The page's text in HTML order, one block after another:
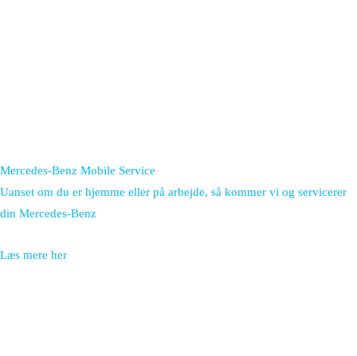
Mercedes-Benz Mobile Service
Uanset om du er hjemme eller på arbejde, så kommer vi og servicerer
din Mercedes-Benz
Læs mere her